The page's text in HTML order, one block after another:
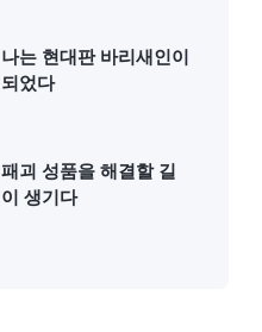
나는 현대판 바리새인이
되었다
패괴 성품을 해결할 길
이 생기다